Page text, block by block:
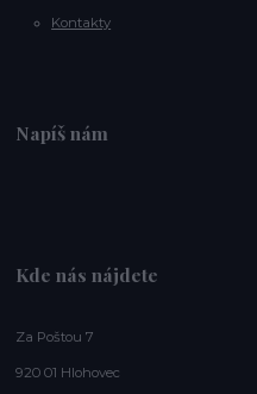
Kontakty
Napíš nám
Kde nás nájdete
Za Poštou 7
920 01 Hlohovec